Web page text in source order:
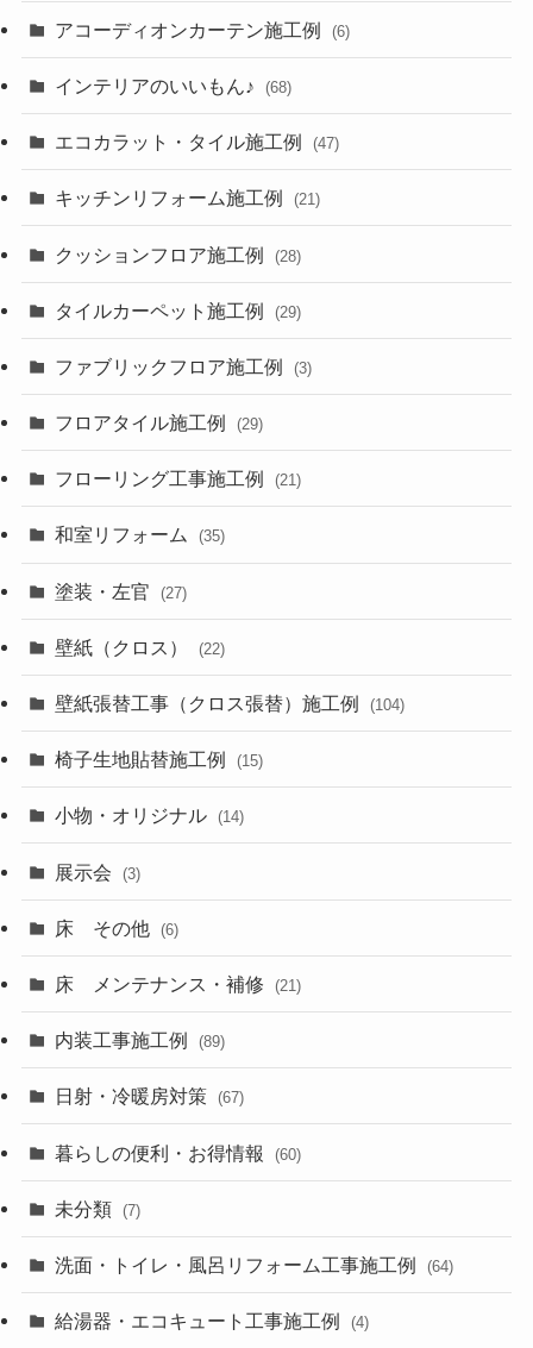
アコーディオンカーテン施工例 (6)
インテリアのいいもん♪ (68)
エコカラット・タイル施工例 (47)
キッチンリフォーム施工例 (21)
クッションフロア施工例 (28)
タイルカーペット施工例 (29)
ファブリックフロア施工例 (3)
フロアタイル施工例 (29)
フローリング工事施工例 (21)
和室リフォーム (35)
塗装・左官 (27)
壁紙（クロス） (22)
壁紙張替工事（クロス張替）施工例 (104)
椅子生地貼替施工例 (15)
小物・オリジナル (14)
展示会 (3)
床 その他 (6)
床 メンテナンス・補修 (21)
内装工事施工例 (89)
日射・冷暖房対策 (67)
暮らしの便利・お得情報 (60)
未分類 (7)
洗面・トイレ・風呂リフォーム工事施工例 (64)
給湯器・エコキュート工事施工例 (4)